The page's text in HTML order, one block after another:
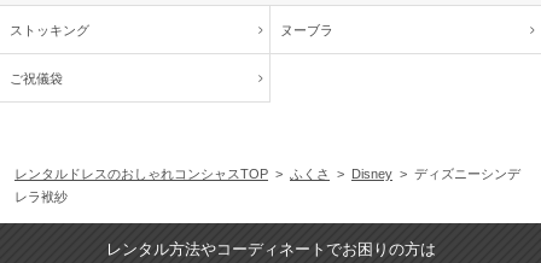
ストッキング ヌーブラ
ご祝儀袋
レンタルドレスのおしゃれコンシャスTOP > ふくさ > Disney > ディズニーシンデ
レラ袱紗
レンタル方法やコーディネートでお困りの方は